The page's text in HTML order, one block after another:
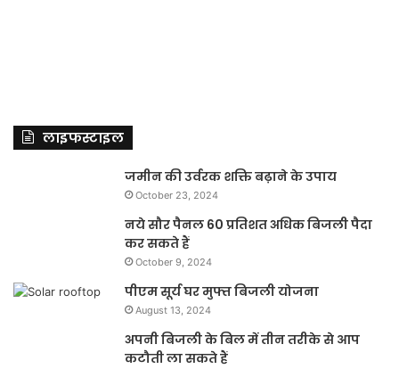
लाइफस्टाइल
जमीन की उर्वरक शक्ति बढ़ाने के उपाय
October 23, 2024
नये सौर पैनल 60 प्रतिशत अधिक बिजली पैदा
कर सकते हैं
October 9, 2024
पीएम सूर्य घर मुफ्त बिजली योजना
August 13, 2024
अपनी बिजली के बिल में तीन तरीके से आप
कटौती ला सकते हैं